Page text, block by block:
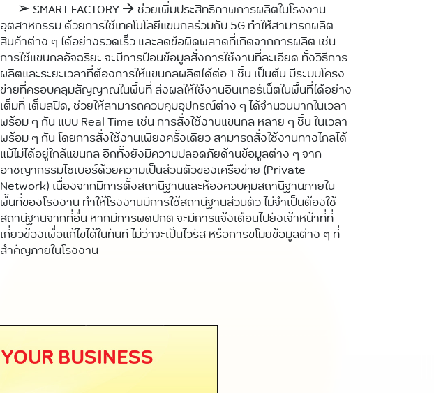
➢ SMART FACTORY 🡪 ช่วยเพิ่มประสิทธิภาพการผลิตในโรงงาน
อุตสาหกรรม ด้วยการใช้เทคโนโลยีแขนกลร่วมกับ 5G ทำให้สามารถผลิต
สินค้าต่าง ๆ ได้อย่างรวดเร็ว และลดข้อผิดพลาดที่เกิดจากการผลิต เช่น
การใช้แขนกลอัจฉริยะ จะมีการป้อนข้อมูลสั่งการใช้งานที่ละเอียด ทั้งวิธีการ
ผลิตและระยะเวลาที่ต้องการให้แขนกลผลิตได้ต่อ 1 ชิ้น เป็นต้น มีระบบโครง
ข่ายที่ครอบคลุมสัญญาณในพื้นที่ ส่งผลให้ใช้งานอินเทอร์เน็ตในพื้นที่ได้อย่าง
เต็มที่ เต็มสปีด, ช่วยให้สามารถควบคุมอุปกรณ์ต่าง ๆ ได้จำนวนมากในเวลา
พร้อม ๆ กัน แบบ Real Time เช่น การสั่งใช้งานแขนกล หลาย ๆ ชิ้น ในเวลา
พร้อม ๆ กัน โดยการสั่งใช้งานเพียงครั้งเดียว สามารถสั่งใช้งานทางไกลได้
แม้ไม่ได้อยู่ใกล้แขนกล อีกทั้งยังมีความปลอดภัยด้านข้อมูลต่าง ๆ จาก
อาชญากรรมไซเบอร์ด้วยความเป็นส่วนตัวของเครือข่าย (Private
Network) เนื่องจากมีการตั้งสถานีฐานและห้องควบคุมสถานีฐานภายใน
พื้นที่ของโรงงาน ทำให้โรงงานมีการใช้สถานีฐานส่วนตัว ไม่จำเป็นต้องใช้
สถานีฐานจากที่อื่น หากมีการผิดปกติ จะมีการแจ้งเตือนไปยังเจ้าหน้าที่ที่
เกี่ยวข้องเพื่อแก้ไขได้ในทันที ไม่ว่าจะเป็นไวรัส หรือการขโมยข้อมูลต่าง ๆ ที่
สำคัญภายในโรงงาน